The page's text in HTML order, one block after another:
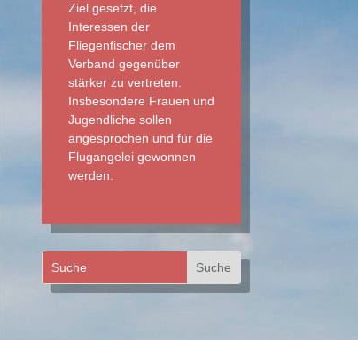
Ziel gesetzt, die
Interessen der
Fliegenfischer dem
Verband gegenüber
stärker zu vertreten.
Insbesondere Frauen und
Jugendliche sollen
angesprochen und für die
Flugangelei gewonnen
werden.